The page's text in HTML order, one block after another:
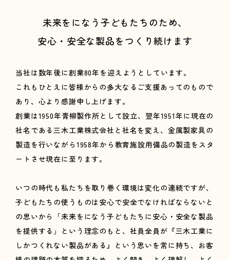
未来をになう子どもたちのため、
安心・安全な製品をつくり続けます
当社は数年後に創業80年を迎えようとしています。
これもひとえに皆様からの多大なるご支援あってのもので
あり、心より感謝申し上げます。
創業は1950年青柳製作所として設立、翌年1951年に現在の
社名である三木工業株式会社と社名を変え、金属製家具の
製造を行いながら1958年から教育施設用備品の製造をスタ
ートさせ現在に至ります。
いつの時代も私たちを取り巻く環境は変化の連続ですが、
子どもたちの使うものは安心で安全でなければならないと
の思いから「未来をになう子どもたちに安心・安全な製品
を提供する」という理念のもと、社員全員が『三木工業に
しかつくれない製品がある』という思いを常に持ち、お客